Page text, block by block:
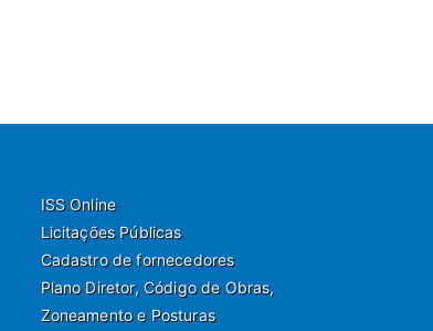
ISS Online
Licitações Públicas
Cadastro de fornecedores
Plano Diretor, Código de Obras,
Zoneamento e Posturas